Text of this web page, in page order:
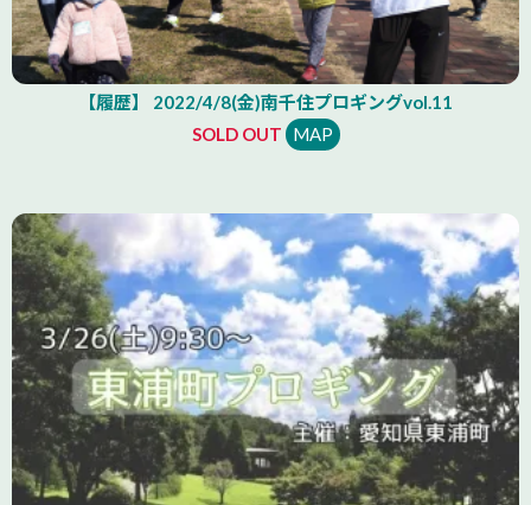
【履歴】 2022/4/8(金)南千住プロギングvol.11
SOLD OUT
MAP